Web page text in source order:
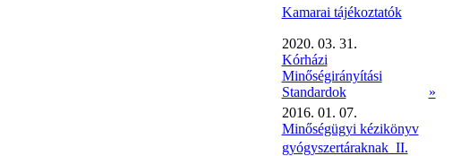
Kamarai tájékoztatók
2020. 03. 31.
Kórházi
Minőségirányítási
Standardok
»
2016. 01. 07.
Minőségügyi kézikönyv
gyógyszertáraknak  II.